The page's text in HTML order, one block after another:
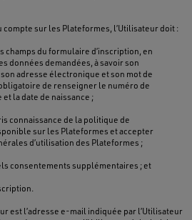
compte sur les Plateformes, l’Utilisateur doit :
champs du formulaire d’inscription, en
données demandées, à savoir son
adresse électronique et son mot de
obligatoire de renseigner le numéro de
la date de naissance ;
connaissance de la politique de
sur les Plateformes et accepter
d’utilisation des Plateformes ;
consentements supplémentaires ; et
est l’adresse e-mail indiquée par l’Utilisateur